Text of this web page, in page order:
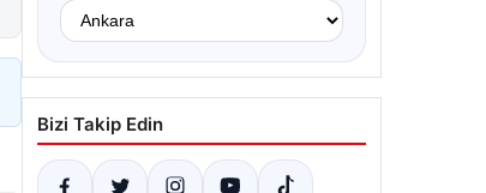
Bizi Takip Edin